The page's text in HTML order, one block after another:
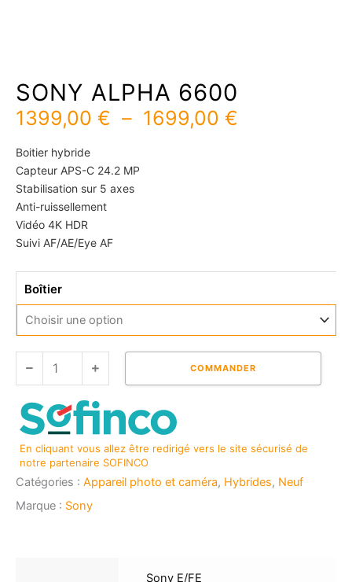
SONY ALPHA 6600
1399,00 € – 1699,00 €
Boitier hybride
Capteur APS-C 24.2 MP
Stabilisation sur 5 axes
Anti-ruissellement
Vidéo 4K HDR
Suivi AF/AE/Eye AF
Boîtier
SONY
ALPHA
6600
COMMANDER
En cliquant vous allez être redirigé vers le site sécurisé de
notre partenaire SOFINCO
Catégories : Appareil photo et caméra, Hybrides, Neuf
Marque : Sony
Sony E/FE